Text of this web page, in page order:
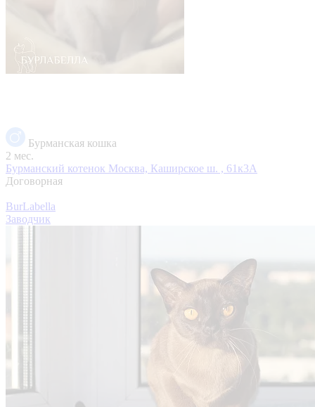
Бурманская кошка
2 мес.
Бурманский котенок Москва, Каширское ш. , 61к3А
Договорная
BurLabella
Заводчик